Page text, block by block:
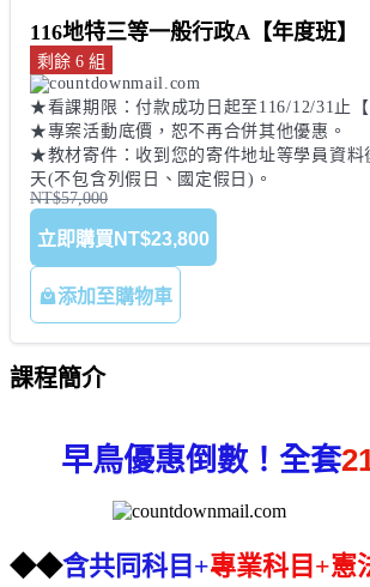
116地特三等一般行政A【年度班】
剩餘 6 組
★看課期限：付款成功日起至116/12/31止
★專案活動底價，恕不再合併其他優惠。
★教材寄件：收到您的寄件地址等學員資料
天(不包含列假日、國定假日)。
NT$57,000
立即購買 NT$23,800
添加至購物車
課程簡介
早鳥優惠倒數！ 全套
◆◆含共同科目+專業科目+憲